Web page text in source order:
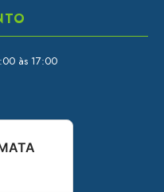
às 17:00